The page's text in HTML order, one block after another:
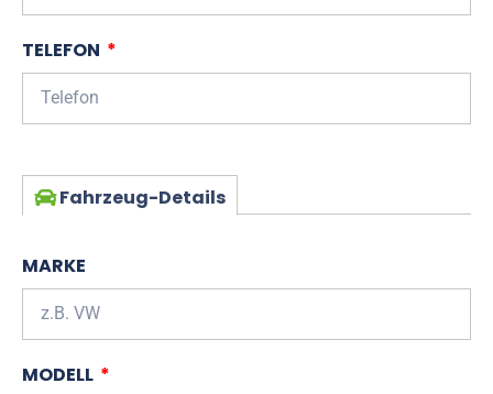
TELEFON
Fahrzeug-Details
MARKE
MODELL